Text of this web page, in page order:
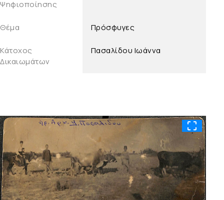
Ψηφιοποίησης
Θέμα Πρόσφυγες
Κάτοχος
Δικαιωμάτων
Πασαλίδου Ιωάννα